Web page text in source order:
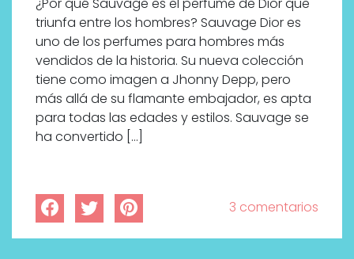
¿Por qué Sauvage es el perfume de Dior que
triunfa entre los hombres? Sauvage Dior es
uno de los perfumes para hombres más
vendidos de la historia. Su nueva colección
tiene como imagen a Jhonny Depp, pero
más allá de su flamante embajador, es apta
para todas las edades y estilos. Sauvage se
ha convertido […]
3 comentarios